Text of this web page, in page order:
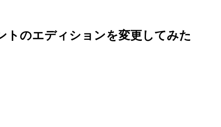
トのエディションを変更してみた